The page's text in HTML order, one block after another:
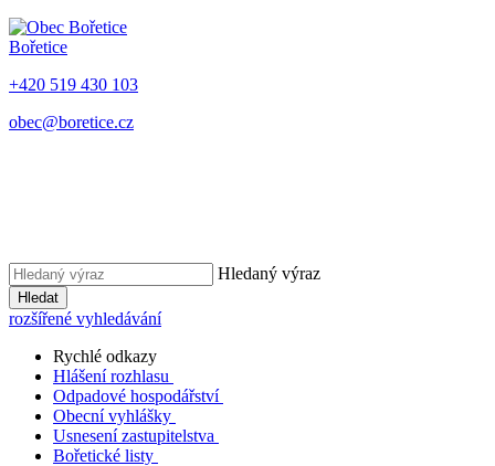
Bořetice
+420 519 430 103
obec@boretice.cz
Hledaný výraz
Hledat
rozšířené vyhledávání
Rychlé odkazy
Hlášení rozhlasu
Odpadové hospodářství
Obecní vyhlášky
Usnesení zastupitelstva
Bořetické listy